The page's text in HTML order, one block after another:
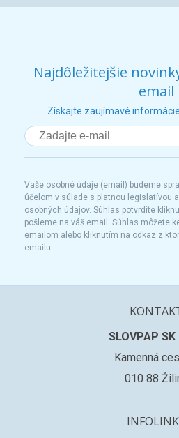
Najdôležitejšie
email
Získajte zaujímavé
Vaše osobné údaje (email) budeme
účelom v súlade s platnou legislatívou
osobných údajov. Súhlas potvrdíte
pošleme na váš email. Súhlas môžete
emailom alebo kliknutím na odkaz z
emailu.
SLOVPAP
Kamenná
010 88